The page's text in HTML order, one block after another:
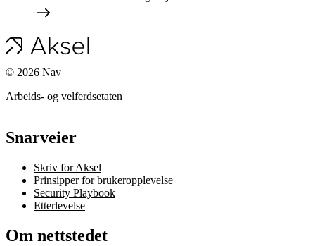
© 2026 Nav
Arbeids- og velferdsetaten
Snarveier
Skriv for Aksel
Prinsipper for brukeropplevelse
Security Playbook
Etterlevelse
Om nettstedet